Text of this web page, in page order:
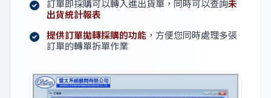
訂單即採購可以轉入進出貨單，同時可以查詢未
出貨統計報表
提供訂單拋轉採購的功能 ，方便您同時處理多張
訂單的轉單拆單作業